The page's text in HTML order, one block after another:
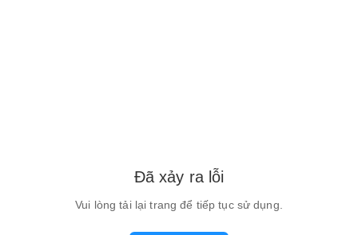
Đã xảy ra lỗi
Vui lòng tải lại trang để tiếp tục sử dụng.